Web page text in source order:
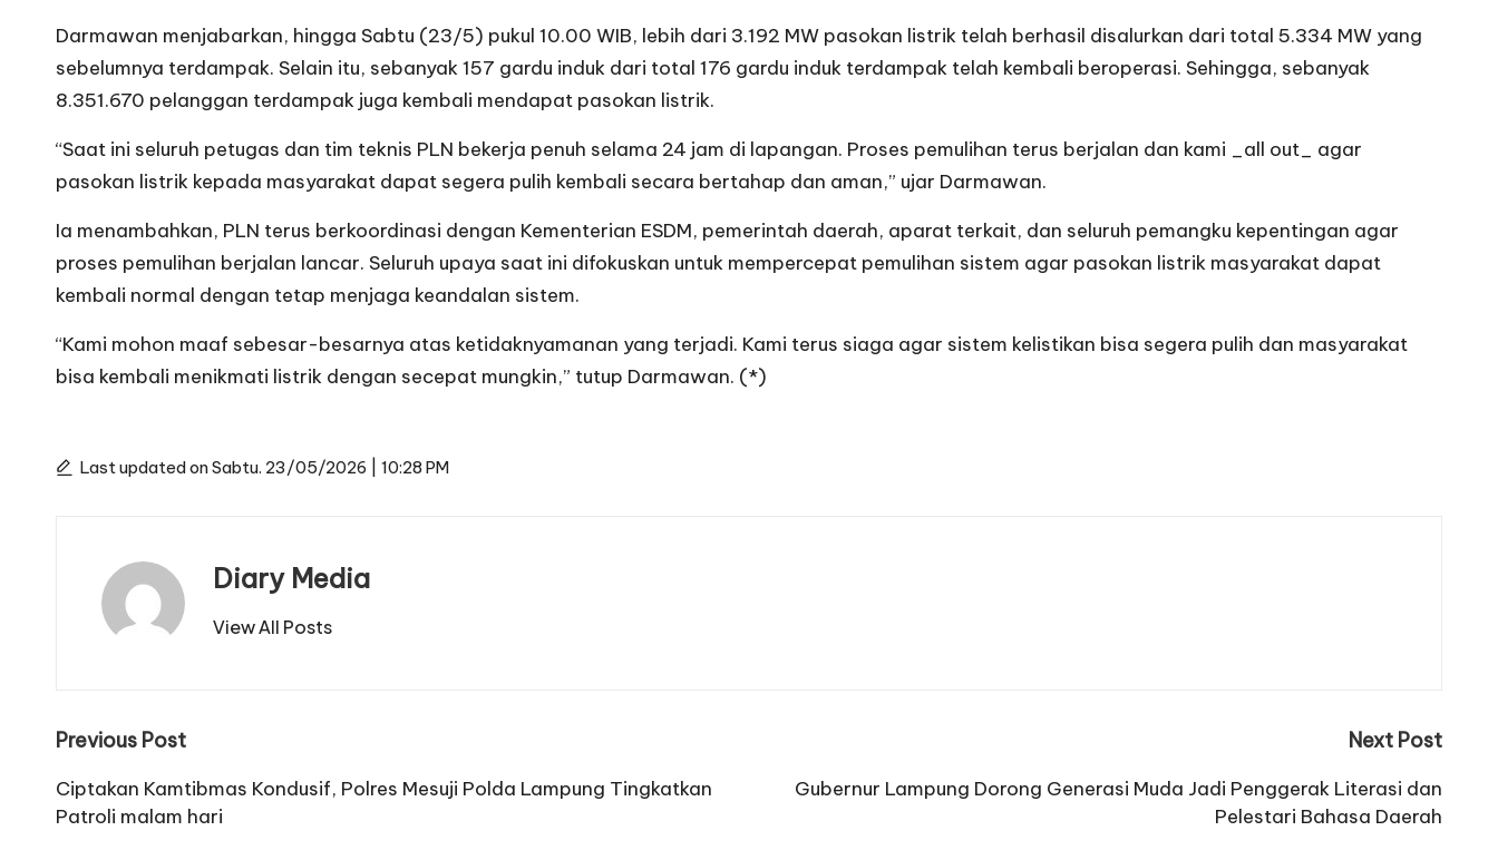
Darmawan menjabarkan, hingga Sabtu (23/5) pukul 10.00 WIB, lebih dari 3.192 MW pasokan listrik telah berhasil disalurkan dari total 5.334 MW yang
sebelumnya terdampak. Selain itu, sebanyak 157 gardu induk dari total 176 gardu induk terdampak telah kembali beroperasi. Sehingga, sebanyak
8.351.670 pelanggan terdampak juga kembali mendapat pasokan listrik.
“Saat ini seluruh petugas dan tim teknis PLN bekerja penuh selama 24 jam di lapangan. Proses pemulihan terus berjalan dan kami _all out_ agar
pasokan listrik kepada masyarakat dapat segera pulih kembali secara bertahap dan aman,” ujar Darmawan.
Ia menambahkan, PLN terus berkoordinasi dengan Kementerian ESDM, pemerintah daerah, aparat terkait, dan seluruh pemangku kepentingan agar
proses pemulihan berjalan lancar. Seluruh upaya saat ini difokuskan untuk mempercepat pemulihan sistem agar pasokan listrik masyarakat dapat
kembali normal dengan tetap menjaga keandalan sistem.
“Kami mohon maaf sebesar-besarnya atas ketidaknyamanan yang terjadi. Kami terus siaga agar sistem kelistikan bisa segera pulih dan masyarakat
bisa kembali menikmati listrik dengan secepat mungkin,” tutup Darmawan. (*)
Last updated on Sabtu. 23/05/2026 | 10:28 PM
Diary Media
View All Posts
Post
navigation
Previous Post
Ciptakan Kamtibmas Kondusif, Polres Mesuji Polda Lampung Tingkatkan
Patroli malam hari
Next Post
Gubernur Lampung Dorong Generasi Muda Jadi Penggerak Literasi dan
Pelestari Bahasa Daerah